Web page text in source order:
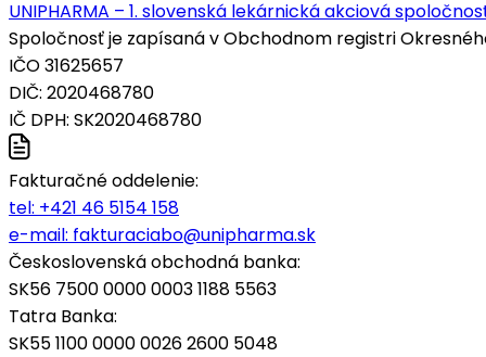
UNIPHARMA – 1. slovenská lekárnická akciová
Spoločnosť je zapísaná v Obchodnom registri
IČO 31625657
DIČ: 2020468780
IČ DPH: SK2020468780
Fakturačné oddelenie:
tel: +421 46 5154 158
e-mail: fakturaciabo@unipharma.sk
Československá obchodná banka:
SK56 7500 0000 0003 1188 5563
Tatra Banka:
SK55 1100 0000 0026 2600 5048